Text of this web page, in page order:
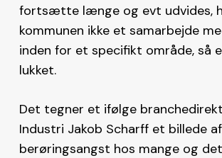
fortsætte længe og evt udvides,
kommunen ikke et samarbejde
inden for et specifikt område, så
lukket.
Det tegner et ifølge
Industri Jakob Scharff et billede
berøringsangst hos mange og